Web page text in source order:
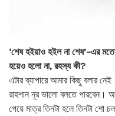
‘শেষ হইয়াও হইল না শেষ’–এর মতো
হয়েও হলো না, রহস্য কী?
এটার ব্যাপারে আমার কিছু বলার
রাহশান নূর ভালো বলতে পারবেন।
পেয়ে মাত্র তিনটা হলে তিনটা শো